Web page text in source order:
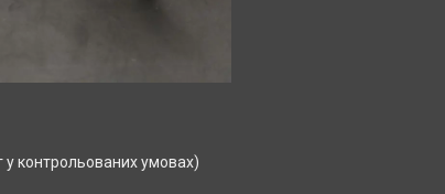
контрольованих умовах)